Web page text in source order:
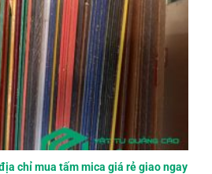
chỉ mua tấm mica giá rẻ giao ngay